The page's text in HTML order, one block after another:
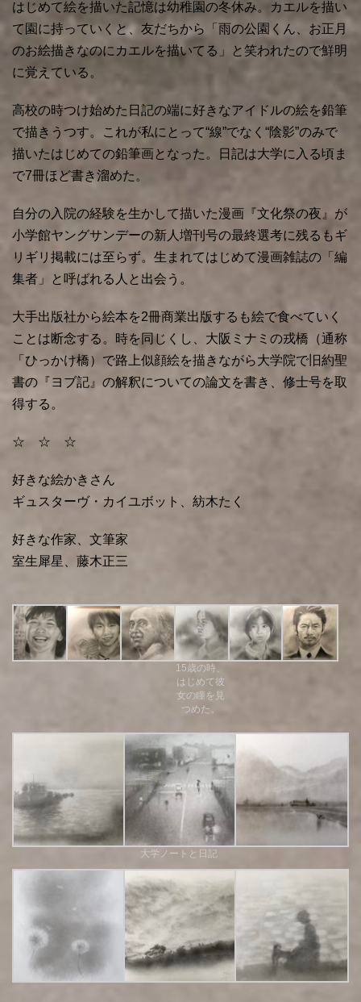
はじめて絵を描いた記憶は幼稚園の冬休み。カエルを描い
て園に持っていくと、友だちから「雨の公園くん、お正月
のお絵描きなのにカエルを描いてる」と笑われたので鮮明
に覚えている。
高校の時つけ始めた日記の端に好きなアイドルの絵を鉛筆
で描きうつす。これが私にとって“線”でなく“陰影”のみで
描いたはじめての鉛筆画となった。日記は大学に入る頃ま
で7冊ほど書き溜めた。
自分の入院の経験を生かして描いた漫画『文化祭の夜』が
小学館ヤングサンデーの新人増刊号の最終選考に残るもギ
リギリ掲載には至らず。生まれてはじめて漫画雑誌の「編
集者」と呼ばれる人と出会う。
大手出版社から絵本を2冊商業出版するも絵で食べていく
ことは断念する。時を同じくし、大阪ミナミの戎橋（通称
「ひっかけ橋）で路上似顔絵を描きながら大学院で旧約聖
書の『ヨブ記』の解釈についての論文を書き、修士号を取
得する。
☆ ☆ ☆
好きな絵かきさん
ギュスターヴ・カイユボット、紡木たく
好きな作家、文筆家
室生犀星、藤木正三
15歳の時、
はじめて彼
女の瞳を見
つめた。
大学ノートと日記